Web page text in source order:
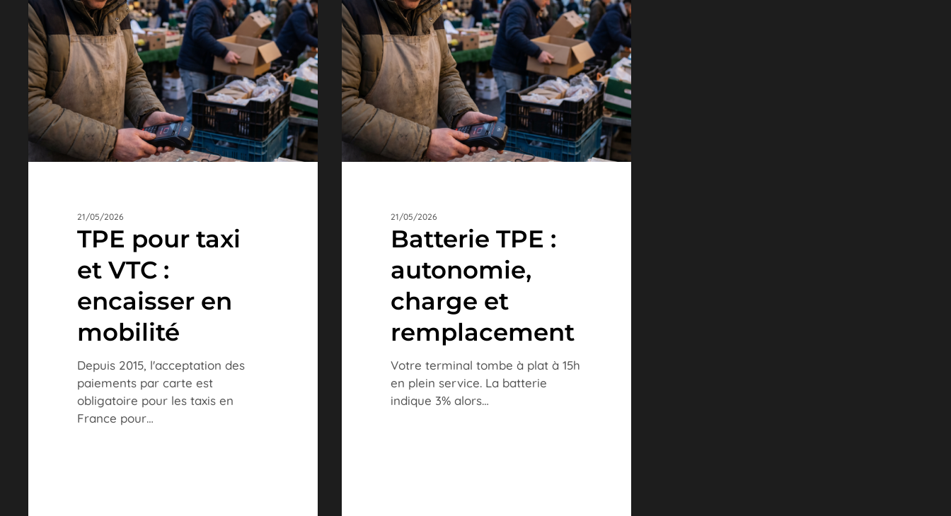
taxi
et
VTC
:
encaisser
en
mobilité
21/05/2026
TPE pour taxi
et VTC :
encaisser en
mobilité
Depuis 2015, l'acceptation des
paiements par carte est
obligatoire pour les taxis en
France pour…
:
autonomie,
charge
et
remplacement
21/05/2026
Batterie TPE :
autonomie,
charge et
remplacement
Votre terminal tombe à plat à 15h
en plein service. La batterie
indique 3% alors…